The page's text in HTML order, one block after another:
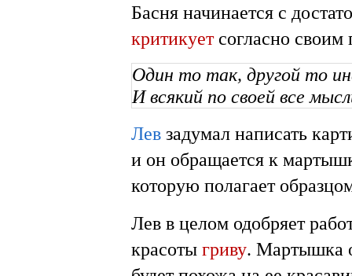
Басня начинается с
критикуетсогласно своим
Один то так, другой то
И всякий по своей все
Лев задумал написать
и он обращается к
которую полагает
Лев в целом одобряет
красоты гриву. Мартышка